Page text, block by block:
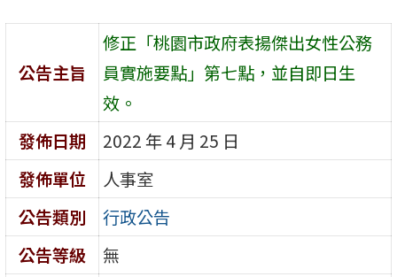
公告主旨
修正「桃園市政府表揚傑出女性公務
員實施要點」第七點，並自即日生
效。
發佈日期
2022 年 4 月 25 日
發佈單位
人事室
公告類別
行政公告
公告等級
無